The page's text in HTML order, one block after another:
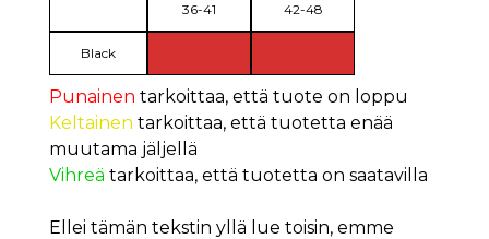
36-41 42-48
Black
Punainen tarkoittaa, että tuote on loppu
Keltainen tarkoittaa, että tuotetta enää
muutama jäljellä
Vihreä tarkoittaa, että tuotetta on saatavilla
Ellei tämän tekstin yllä lue toisin, emme